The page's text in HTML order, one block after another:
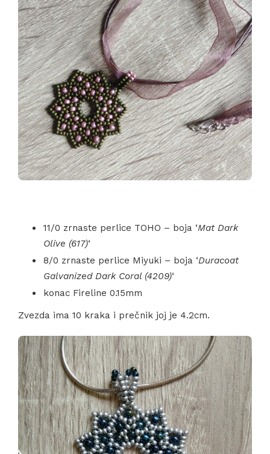
11/0 zrnaste perlice TOHO – boja ‘Mat Dark
Olive (617)‘
8/0 zrnaste perlice Miyuki – boja ‘Duracoat
Galvanized Dark Coral (4209)‘
konac Fireline 0.15mm
Zvezda ima 10 kraka i prečnik joj je 4.2cm.